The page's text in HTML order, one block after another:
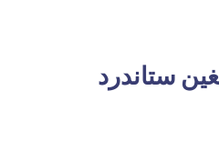
ستاندرد